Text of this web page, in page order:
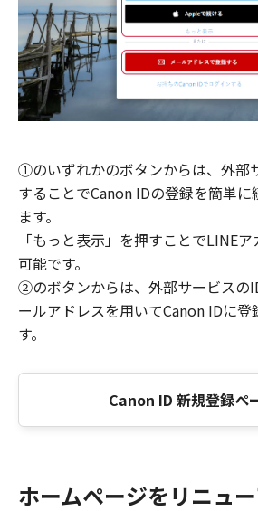
①のいずれかのボタンからは、外部
することでCanon IDの登録を簡単に
ます。
「もっと表示」を押すことでLINE
可能です。
②のボタンからは、外部サービスの
ールアドレスを用いてCanon IDに登
す。
Canon ID 新規登録ペ
ホームページをリニュ